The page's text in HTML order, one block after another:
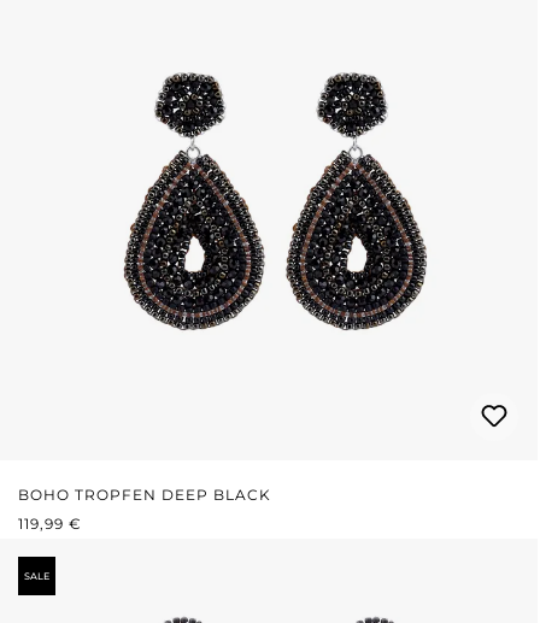
BOHO TROPFEN DEEP BLACK
REGULÄRER PREIS:
119,99 €
SALE